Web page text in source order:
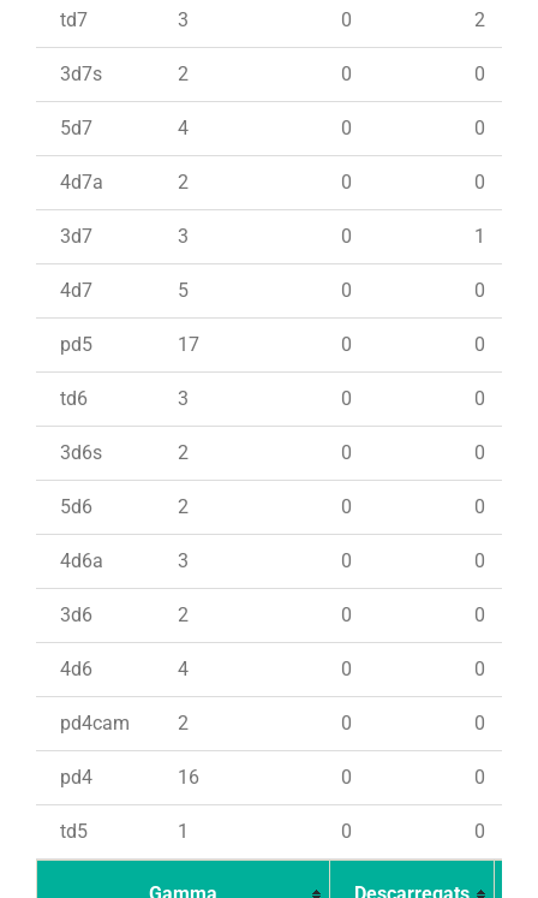
td7 3 0 2
3d7s 2 0 0
5d7 4 0 0
4d7a 2 0 0
3d7 3 0 1
4d7 5 0 0
pd5 17 0 0
td6 3 0 0
3d6s 2 0 0
5d6 2 0 0
4d6a 3 0 0
3d6 2 0 0
4d6 4 0 0
pd4cam 2 0 0
pd4 16 0 0
td5 1 0 0